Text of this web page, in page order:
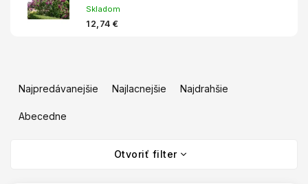
Skladom
12,74 €
e
Najpredávanejšie Najlacnejšie Najdrahšie
Abecedne
Otvoriť filter